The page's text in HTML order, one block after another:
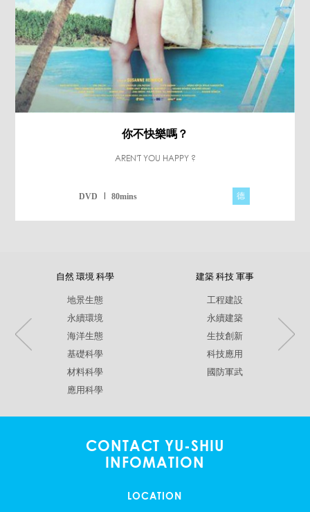
你不快樂嗎？
AREN'T YOU HAPPY ?
DVD 80mins 德
自然 環境 科學
地景生態
永續環境
海洋生態
基礎科學
材料科學
應用科學
建築 科技 軍事
工程建設
永續建築
生技創新
科技應用
國防軍武
CONTACT YU-SHIU
INFOMATION
LOCATION